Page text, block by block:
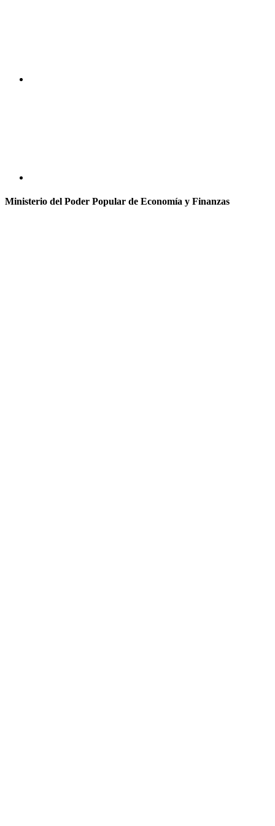
Ministerio del Poder Popular de Economía y Finanzas